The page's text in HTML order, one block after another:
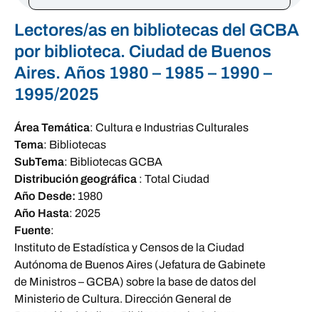
Lectores/as en bibliotecas del GCBA
por biblioteca. Ciudad de Buenos
Aires. Años 1980 – 1985 – 1990 –
1995/2025
Área Temática: Cultura e Industrias Culturales
Tema: Bibliotecas
SubTema: Bibliotecas GCBA
Distribución geográfica : Total Ciudad
Año Desde: 1980
Año Hasta: 2025
Fuente:
Instituto de Estadística y Censos de la Ciudad
Autónoma de Buenos Aires (Jefatura de Gabinete
de Ministros – GCBA) sobre la base de datos del
Ministerio de Cultura. Dirección General de